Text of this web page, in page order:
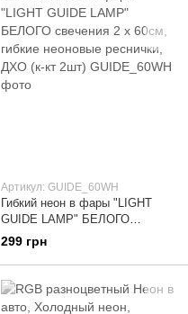
Артикул: GUIDE_60WH
Гибкий неон в фары "LIGHT
GUIDE LAMP" БЕЛОГО
свечения 2 х 60см, гибкие
неоновые реснички, ДХО (к-кт
2шт)
299 грн